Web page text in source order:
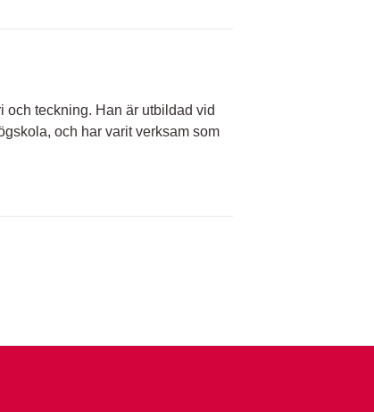
och teckning. Han är utbildad vid
och har varit verksam som